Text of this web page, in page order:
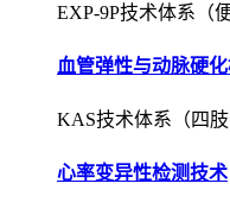
EXP-9P技术体系（
血管弹性与动脉硬
KAS技术体系（四肢
心率变异性检测技术